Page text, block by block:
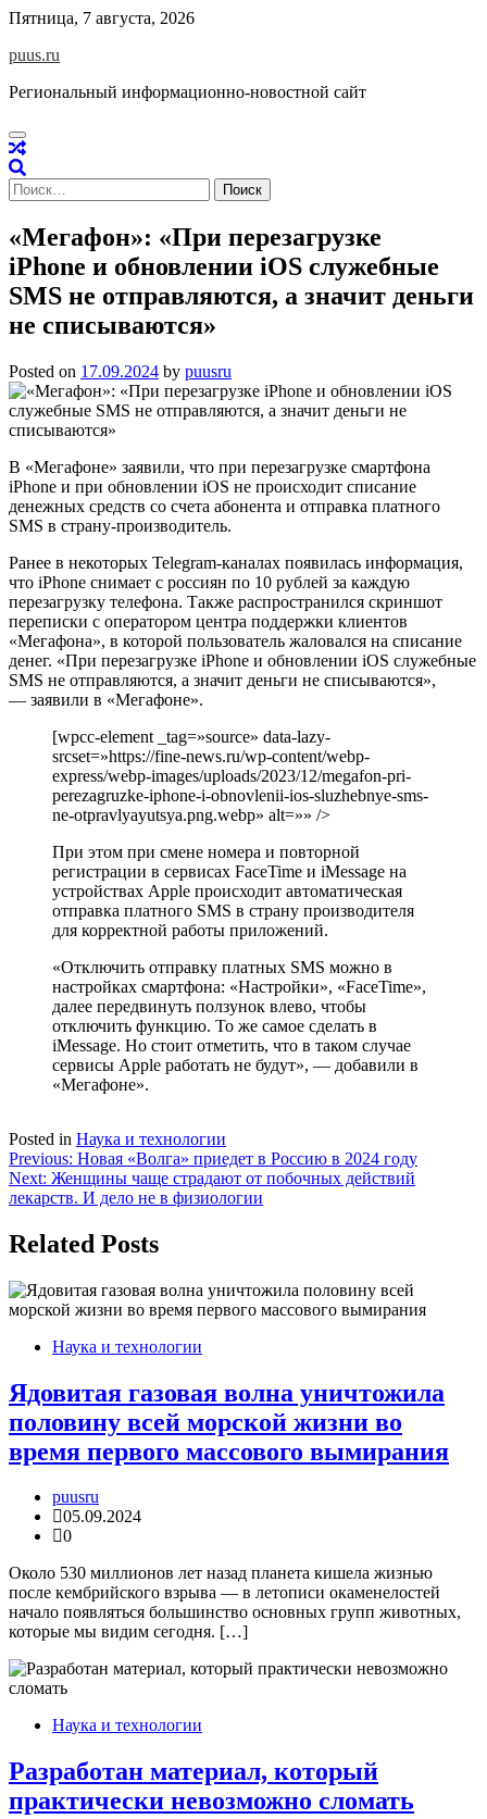
Skip
content
Пятница, 7 августа, 2026
puus.ru
Региональный информационно-новостной сайт
Найти:
«Мегафон»: «При перезагрузке
iPhone и обновлении iOS служебные
SMS не отправляются, а значит деньги
не списываются»
Posted on 17.09.2024 by puusru
В «Мегафоне» заявили, что при перезагрузке смартфона
iPhone и при обновлении iOS не происходит списание
денежных средств со счета абонента и отправка платного
SMS в страну-производитель.
Ранее в некоторых Telegram-каналах появилась информация,
что iPhone снимает с россиян по 10 рублей за каждую
перезагрузку телефона. Также распространился скриншот
переписки с оператором центра поддержки клиентов
«Мегафона», в которой пользователь жаловался на списание
денег. «При перезагрузке iPhone и обновлении iOS служебные
SMS не отправляются, а значит деньги не списываются»,
— заявили в «Мегафоне».
[wpcc-element _tag=»source» data-lazy-
srcset=»https://fine-news.ru/wp-content/webp-
express/webp-images/uploads/2023/12/megafon-pri-
perezagruzke-iphone-i-obnovlenii-ios-sluzhebnye-sms-
ne-otpravlyayutsya.png.webp» alt=»» />
При этом при смене номера и повторной
регистрации в сервисах FaceTime и iMessage на
устройствах Apple происходит автоматическая
отправка платного SMS в страну производителя
для корректной работы приложений.
«Отключить отправку платных SMS можно в
настройках смартфона: «Настройки», «FaceTime»,
далее передвинуть ползунок влево, чтобы
отключить функцию. То же самое сделать в
iMessage. Но стоит отметить, что в таком случае
сервисы Apple работать не будут», — добавили в
«Мегафоне».
Posted in Наука и технологии
Навигация
по
Previous: Новая «Волга» приедет в Россию в 2024 году
Next: Женщины чаще страдают от побочных действий
лекарств. И дело не в физиологии
Related Posts
Наука и технологии
Ядовитая газовая волна уничтожила
половину всей морской жизни во
время первого массового вымирания
puusru
05.09.2024
0
Около 530 миллионов лет назад планета кишела жизнью
после кембрийского взрыва — в летописи окаменелостей
начало появляться большинство основных групп животных,
которые мы видим сегодня. […]
Наука и технологии
Разработан материал, который
практически невозможно сломать